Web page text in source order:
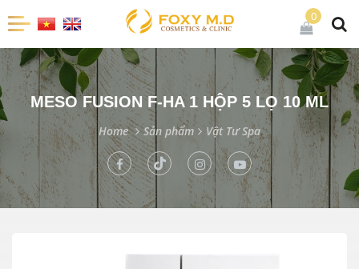
0
MESO FUSION F-HA 1 HỘP 5 LỌ 10 ML
Home Sản phẩm Vật Tư Spa